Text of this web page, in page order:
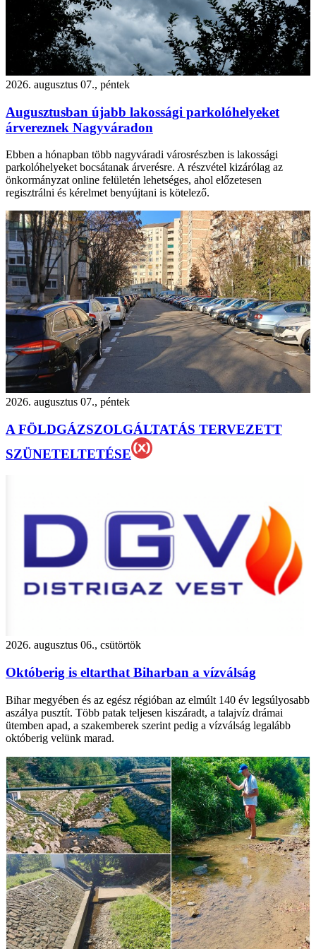
2026. augusztus 07., péntek
Augusztusban újabb lakossági parkolóhelyeket
árvereznek Nagyváradon
Ebben a hónapban több nagyváradi városrészben is lakossági
parkolóhelyeket bocsátanak árverésre. A részvétel kizárólag az
önkormányzat online felületén lehetséges, ahol előzetesen
regisztrálni és kérelmet benyújtani is kötelező.
2026. augusztus 07., péntek
A FÖLDGÁZSZOLGÁLTATÁS TERVEZETT
SZÜNETELTETÉSE
2026. augusztus 06., csütörtök
Októberig is eltarthat Biharban a vízválság
Bihar megyében és az egész régióban az elmúlt 140 év legsúlyosabb
aszálya pusztít. Több patak teljesen kiszáradt, a talajvíz drámai
ütemben apad, a szakemberek szerint pedig a vízválság legalább
októberig velünk marad.